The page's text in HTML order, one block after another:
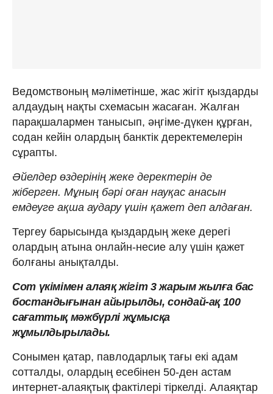
Ведомствоның мәліметінше, жас жігіт қыздарды
алдаудың нақты схемасын жасаған. Жалған
парақшалармен танысып, әңгіме-дүкен құрған,
содан кейін олардың банктік деректемелерін
сұрапты.
Әйелдер өздерінің жеке деректерін де
жіберген. Мұның бәрі оған науқас анасын
емдеуге ақша аудару үшін қажет деп алдаған.
Тергеу барысында қыздардың жеке дерегі
олардың атына онлайн-несие алу үшін қажет
болғаны анықталды.
Сот үкімімен алаяқ жігіт 3 жарым жылға бас
бостандығынан айырылды, сондай-ақ 100
сағаттық мәжбүрлі жұмысқа
жұмылдырылады.
Сонымен қатар, павлодарлық тағы екі адам
сотталды, олардың есебінен 50-ден астам
интернет-алаяқтық фактілері тіркелді. Алаяқтар